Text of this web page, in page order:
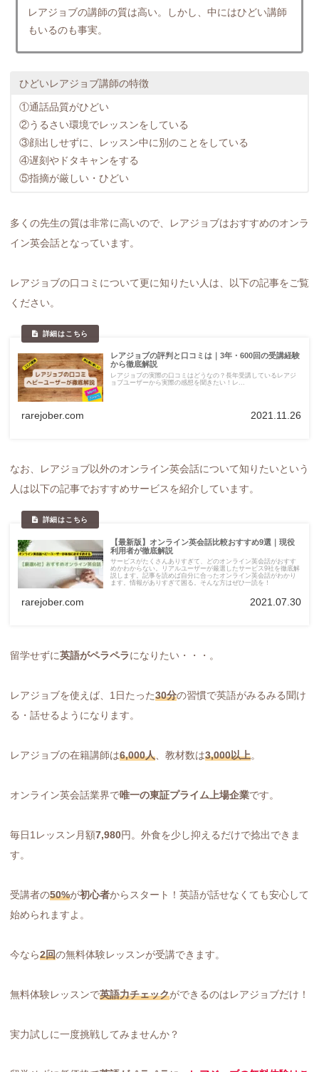
レアジョブの講師の質は高い。しかし、中にはひどい講師
もいるのも事実。
ひどいレアジョブ講師の特徴
①通話品質がひどい
②うるさい環境でレッスンをしている
③顔出しせずに、レッスン中に別のことをしている
④遅刻やドタキャンをする
⑤指摘が厳しい・ひどい
多くの先生の質は非常に高いので、レアジョブはおすすめのオンラ
イン英会話となっています。
レアジョブの口コミについて更に知りたい人は、以下の記事をご覧
ください。
レアジョブの評判と口コミは｜3年・600回の受講経験
から徹底解説
レアジョブの実際の口コミはどうなの？長年受講しているレアジ
ョブユーザーから実際の感想を聞きたい！レ...
rarejober.com 2021.11.26
なお、レアジョブ以外のオンライン英会話について知りたいという
人は以下の記事でおすすめサービスを紹介しています。
【最新版】オンライン英会話比較おすすめ9選｜現役
利用者が徹底解説
サービスがたくさんありすぎて、どのオンライン英会話がおすす
めかわからない。リアルユーザーが厳選したサービス9社を徹底解
説します。記事を読めば自分に合ったオンライン英会話がわかり
ます。情報がありすぎて困る。そんな方はぜひ一読を！
rarejober.com 2021.07.30
留学せずに英語がペラペラになりたい・・・。
レアジョブを使えば、1日たった30分の習慣で英語がみるみる聞け
る・話せるようになります。
レアジョブの在籍講師は6,000人 、教材数は3,000以上。
オンライン英会話業界で唯一の東証プライム上場企業です。
毎日1レッスン月額7,980円。外食を少し抑えるだけで捻出できま
す。
受講者の50%が初心者からスタート！英語が話せなくても安心して
始められますよ。
今なら2回の無料体験レッスンが受講できます。
無料体験レッスンで英語力チェックができるのはレアジョブだけ！
実力試しに一度挑戦してみませんか？